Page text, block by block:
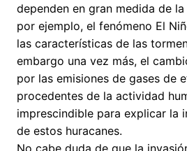
dependen en gran medida de
por ejemplo, el fenómeno El
las características de las
embargo una vez más, el
por las emisiones de gases de
procedentes de la actividad
imprescindible para explicar la
de estos huracanes.